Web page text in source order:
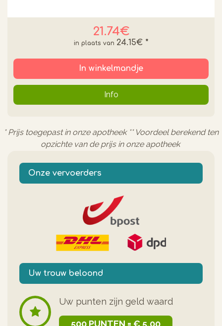
21.74€
24.15€ *
In winkelmandje
Info
* Prijs toegepast in onze apotheek ** Voordeel berekend ten
opzichte van de prijs in onze apotheek
Onze vervoerders
Uw trouw beloond
Uw punten zijn geld waard
500 PUNTEN = € 5,00